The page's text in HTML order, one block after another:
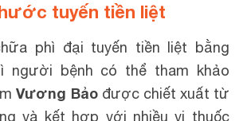
tuyến tiền liệt
phì đại tuyến tiền liệt bằng
người bệnh có thể tham khảo
Vương Bảođược chiết xuất từ
và kết hợp với nhiều vị thuốc